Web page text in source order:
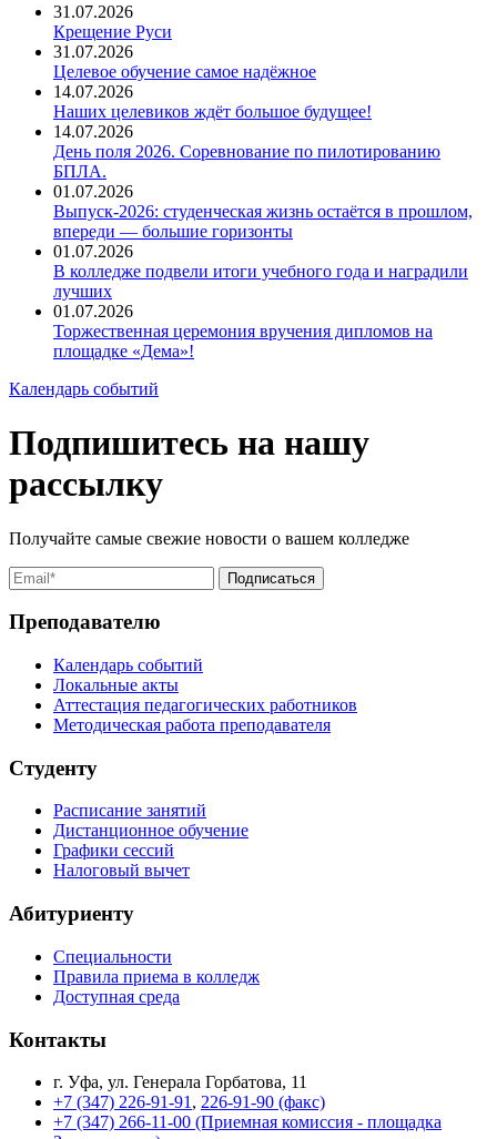
31.07.2026
Крещение Руси
31.07.2026
Целевое обучение самое надёжное
14.07.2026
Наших целевиков ждёт большое будущее!
14.07.2026
День поля 2026. Соревнование по пилотированию
БПЛА.
01.07.2026
Выпуск-2026: студенческая жизнь остаётся в прошлом,
впереди — большие горизонты
01.07.2026
В колледже подвели итоги учебного года и наградили
лучших
01.07.2026
Торжественная церемония вручения дипломов на
площадке «Дема»!
Календарь событий
Подпишитесь на нашу
рассылку
Получайте самые свежие новости о вашем колледже
Преподавателю
Календарь событий
Локальные акты
Аттестация педагогических работников
Методическая работа преподавателя
Студенту
Расписание занятий
Дистанционное обучение
Графики сессий
Налоговый вычет
Абитуриенту
Специальности
Правила приема в колледж
Доступная среда
Контакты
г. Уфа, ул. Генерала Горбатова, 11
+7 (347) 226-91-91 , 226-91-90 (факс)
+7 (347) 266-11-00 (Приемная комиссия - площадка